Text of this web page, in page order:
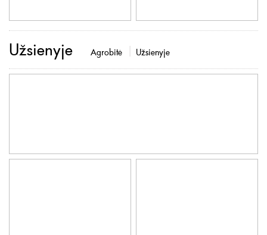
Užsienyje Agrobitė Užsienyje